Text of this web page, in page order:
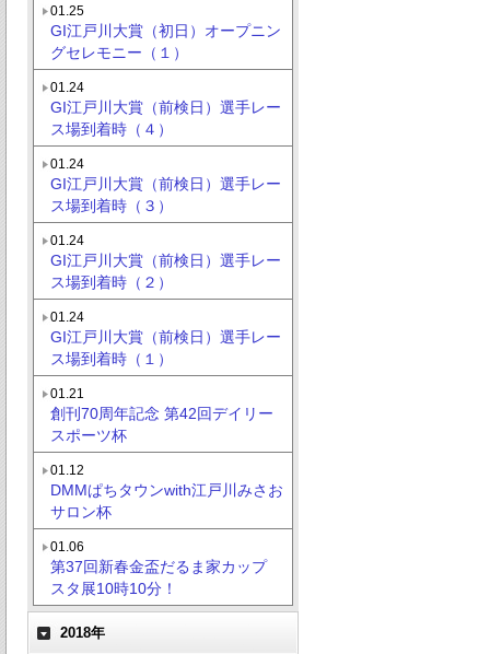
01.25
GI江戸川大賞（初日）オープニン
グセレモニー（１）
01.24
GI江戸川大賞（前検日）選手レー
ス場到着時（４）
01.24
GI江戸川大賞（前検日）選手レー
ス場到着時（３）
01.24
GI江戸川大賞（前検日）選手レー
ス場到着時（２）
01.24
GI江戸川大賞（前検日）選手レー
ス場到着時（１）
01.21
創刊70周年記念 第42回デイリー
スポーツ杯
01.12
DMMぱちタウンwith江戸川みさお
サロン杯
01.06
第37回新春金盃だるま家カップ
スタ展10時10分！
2018年